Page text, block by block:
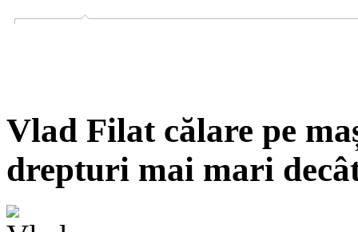
Vlad Filat călare pe
drepturi mai mari